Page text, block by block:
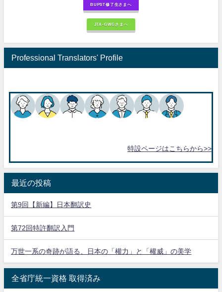
BUPST修了生さまへ
JTA-GWGさまへ
Professional Translators' Profile
特設ページはこちらから>>
最近の投稿
第9回【新編】日本翻訳史
第72回特許翻訳入門
万世一系の奇跡が語る、日本の「權力」と「權威」の美学
全省庁統一資格 取得済み